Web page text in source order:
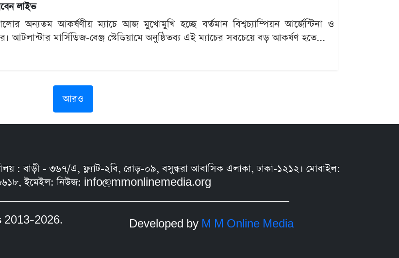
লাইভ
অন্যতম আকর্ষণীয় ম্যাচে আজ মুখোমুখি হচ্ছে বর্তমান বিশ্বচ্যাম্পিয়ন আর্জেন্টিনা ও
আটলান্টার মার্সিডিজ-বেঞ্জ স্টেডিয়ামে অনুষ্ঠিতব্য এই ম্যাচের সবচেয়ে বড় আকর্ষণ হতে...
আরও
: বাড়ী - ৩৬৭/এ, ফ্ল্যাট-২বি, রোড়-০৯, বসুন্ধরা আবাসিক এলাকা, ঢাকা-১২১২। মোবাইল:
ইমেইল: নিউজ: info@mmonlinemedia.org
2013–2026. Developed by M M Online Media